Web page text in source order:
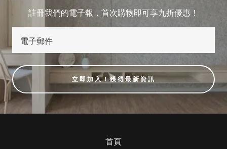
註冊我們的電子報，首次購物即可享九折優惠！
電子郵件
立即加入！獲得最新資訊
首頁